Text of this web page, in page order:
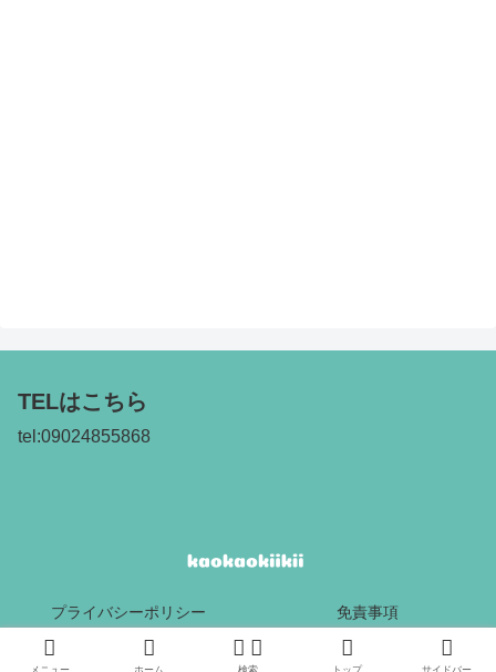
TELはこちら
tel:09024855868
プライバシーポリシー 免責事項
Copyright © 2017 kaokaokiikii All Rights Reserved.
メニュー ホーム 検索 トップ サイドバー